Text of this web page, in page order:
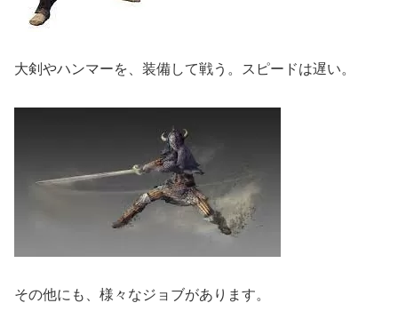
大剣やハンマーを、装備して戦う。スピードは遅い。
その他にも、様々なジョブがあります。